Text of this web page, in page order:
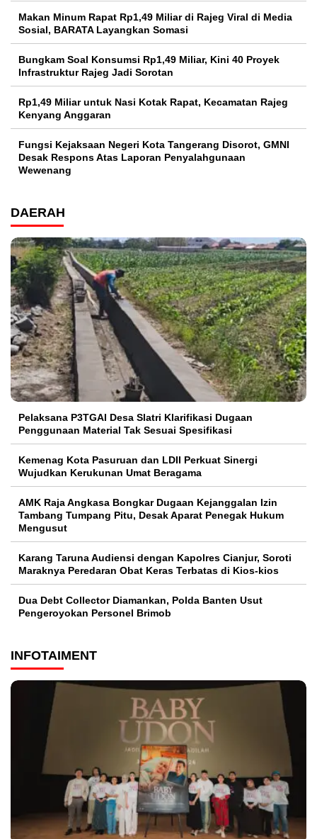
Makan Minum Rapat Rp1,49 Miliar di Rajeg Viral di Media
Sosial, BARATA Layangkan Somasi
Bungkam Soal Konsumsi Rp1,49 Miliar, Kini 40 Proyek
Infrastruktur Rajeg Jadi Sorotan
Rp1,49 Miliar untuk Nasi Kotak Rapat, Kecamatan Rajeg
Kenyang Anggaran
Fungsi Kejaksaan Negeri Kota Tangerang Disorot, GMNI
Desak Respons Atas Laporan Penyalahgunaan
Wewenang
DAERAH
Pelaksana P3TGAI Desa Slatri Klarifikasi Dugaan
Penggunaan Material Tak Sesuai Spesifikasi
Kemenag Kota Pasuruan dan LDII Perkuat Sinergi
Wujudkan Kerukunan Umat Beragama
AMK Raja Angkasa Bongkar Dugaan Kejanggalan Izin
Tambang Tumpang Pitu, Desak Aparat Penegak Hukum
Mengusut
Karang Taruna Audiensi dengan Kapolres Cianjur, Soroti
Maraknya Peredaran Obat Keras Terbatas di Kios-kios
Dua Debt Collector Diamankan, Polda Banten Usut
Pengeroyokan Personel Brimob
INFOTAIMENT